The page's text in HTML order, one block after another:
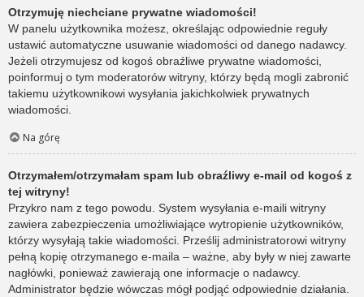
Otrzymuję niechciane prywatne wiadomości!
W panelu użytkownika możesz, określając odpowiednie reguły
ustawić automatyczne usuwanie wiadomości od danego nadawcy.
Jeżeli otrzymujesz od kogoś obraźliwe prywatne wiadomości,
poinformuj o tym moderatorów witryny, którzy będą mogli zabronić
takiemu użytkownikowi wysyłania jakichkolwiek prywatnych
wiadomości.
Na górę
Otrzymałem/otrzymałam spam lub obraźliwy e-mail od kogoś z
tej witryny!
Przykro nam z tego powodu. System wysyłania e-maili witryny
zawiera zabezpieczenia umożliwiające wytropienie użytkowników,
którzy wysyłają takie wiadomości. Prześlij administratorowi witryny
pełną kopię otrzymanego e-maila – ważne, aby były w niej zawarte
nagłówki, ponieważ zawierają one informacje o nadawcy.
Administrator będzie wówczas mógł podjąć odpowiednie działania.